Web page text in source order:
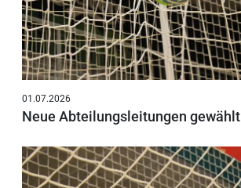
01.07.2026
Neue Abteilungsleitungen gewählt